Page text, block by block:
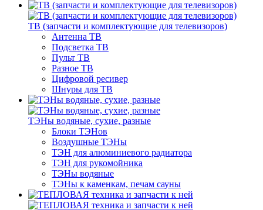
ТВ (запчасти и комплектующие для телевизоров)
Антенна ТВ
Подсветка ТВ
Пульт ТВ
Разное ТВ
Цифровой ресивер
Шнуры для ТВ
ТЭНы водяные, сухие, разные
Блоки ТЭНов
Воздушные ТЭНы
ТЭН для алюминиевого радиатора
ТЭН для рукомойника
ТЭНы водяные
ТЭНы к каменкам, печам сауны